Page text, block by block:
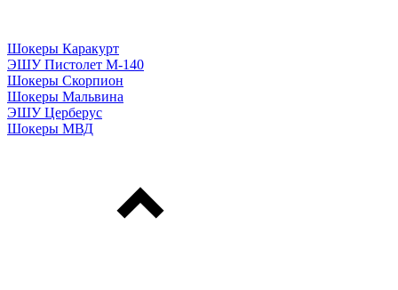
Шокеры Каракурт
ЭШУ Пистолет М-140
Шокеры Скорпион
Шокеры Мальвина
ЭШУ Церберус
Шокеры МВД